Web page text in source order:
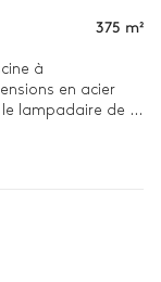
375 m²
à
en acier
le lampadaire de